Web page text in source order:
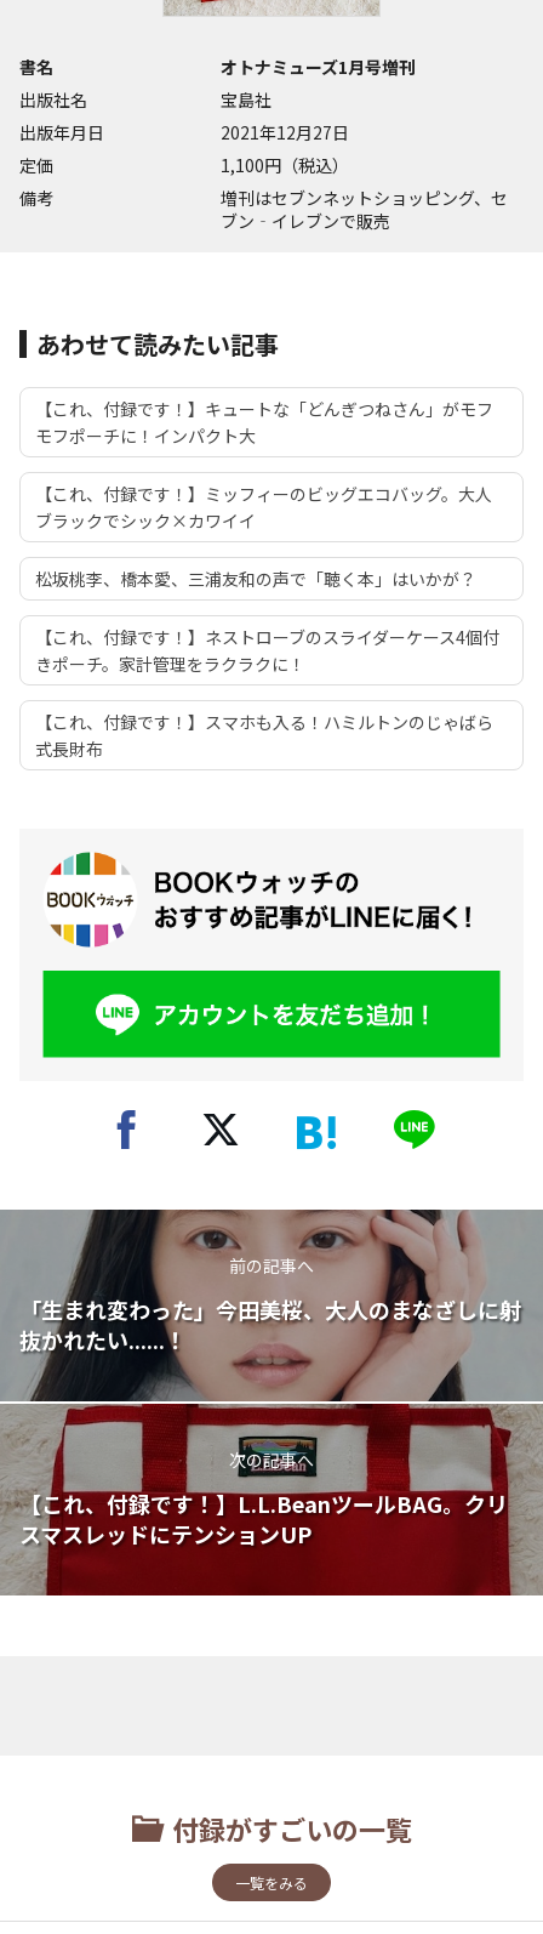
書名
オトナミューズ1月号増刊
出版社名
宝島社
出版年月日
2021年12月27日
定価
1,100円（税込）
備考
増刊はセブンネットショッピング、セ
ブン‐イレブンで販売
あわせて読みたい記事
【これ、付録です！】キュートな「どんぎつねさん」がモフ
モフポーチに！インパクト大
【これ、付録です！】ミッフィーのビッグエコバッグ。大人
ブラックでシック×カワイイ
松坂桃李、橋本愛、三浦友和の声で「聴く本」はいかが？
【これ、付録です！】ネストローブのスライダーケース4個付
きポーチ。家計管理をラクラクに！
【これ、付録です！】スマホも入る！ハミルトンのじゃばら
式長財布
前の記事へ
「生まれ変わった」今田美桜、大人のまなざしに射
抜かれたい......！
次の記事へ
【これ、付録です！】L.L.BeanツールBAG。クリ
スマスレッドにテンションUP
付録がすごいの一覧
一覧をみる